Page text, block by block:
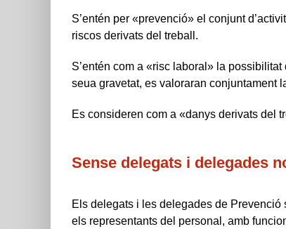
S’entén per «prevenció» el conjunt
riscos derivats del treball.
S’entén com a «risc laboral» la
seua gravetat, es valoraran conjuntament
Es consideren com a «danys derivats del
Sense delegats i delegades
Els delegats i les delegades de
els representants del personal, amb